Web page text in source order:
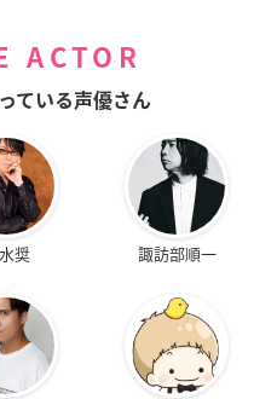
ACTOR
ている声優さん
奨 諏訪部順一